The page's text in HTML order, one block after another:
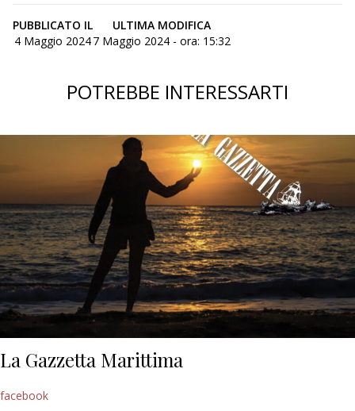
PUBBLICATO IL
4 Maggio 2024
ULTIMA MODIFICA
7 Maggio 2024 - ora: 15:32
POTREBBE INTERESSARTI
La Gazzetta Marittima
facebook